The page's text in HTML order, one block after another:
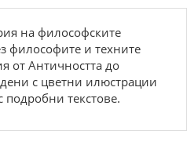
на философските
философите и техните
от Античността до
с цветни илюстрации
текстове.